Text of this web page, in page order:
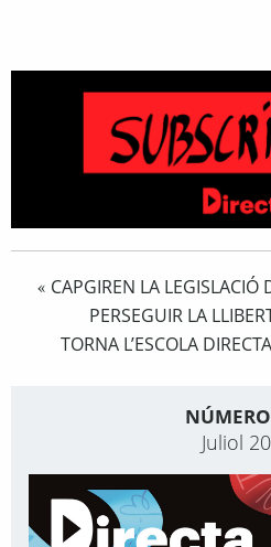
« CAPGIREN LA LEGISLACIÓ
PERSEGUIR LA
TORNA L’ESCOLA
Juliol